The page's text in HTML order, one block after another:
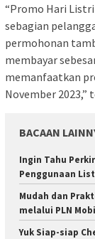
“Promo Hari
sebagian
permohonan
membayar
memanfaatkan
November 2023,”
BACAAN
Ingin Tahu
Penggunaan
Mudah dan
melalui PLN
Yuk Siap-siap